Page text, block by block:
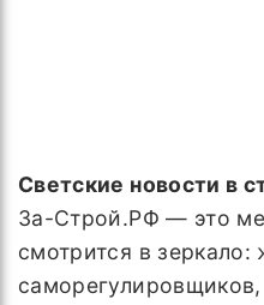
Светские новости в
За-Строй.РФ — это
смотрится в зеркало: